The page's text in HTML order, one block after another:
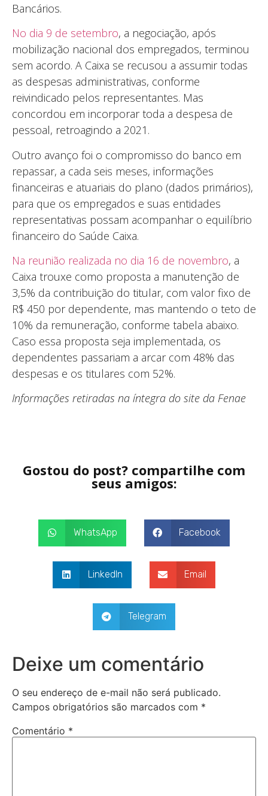
Bancários.
No dia 9 de setembro, a negociação, após
mobilização nacional dos empregados, terminou
sem acordo. A Caixa se recusou a assumir todas
as despesas administrativas, conforme
reivindicado pelos representantes. Mas
concordou em incorporar toda a despesa de
pessoal, retroagindo a 2021.
Outro avanço foi o compromisso do banco em
repassar, a cada seis meses, informações
financeiras e atuariais do plano (dados primários),
para que os empregados e suas entidades
representativas possam acompanhar o equilíbrio
financeiro do Saúde Caixa.
Na reunião realizada no dia 16 de novembro, a
Caixa trouxe como proposta a manutenção de
3,5% da contribuição do titular, com valor fixo de
R$ 450 por dependente, mas mantendo o teto de
10% da remuneração, conforme tabela abaixo.
Caso essa proposta seja implementada, os
dependentes passariam a arcar com 48% das
despesas e os titulares com 52%.
Informações retiradas na íntegra do site da Fenae
Gostou do post? compartilhe com
seus amigos:
WhatsApp Facebook
LinkedIn Email
Telegram
Deixe um comentário
O seu endereço de e-mail não será publicado.
Campos obrigatórios são marcados com *
Comentário *